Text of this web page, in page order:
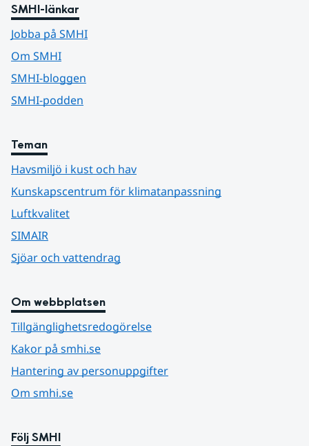
SMHI-länkar
Jobba på SMHI
Om SMHI
SMHI-bloggen
SMHI-podden
Teman
Havsmiljö i kust och hav
Kunskapscentrum för klimatanpassning
Luftkvalitet
SIMAIR
Sjöar och vattendrag
Om webbplatsen
Tillgänglighetsredogörelse
Kakor på smhi.se
Hantering av personuppgifter
Om smhi.se
Följ SMHI